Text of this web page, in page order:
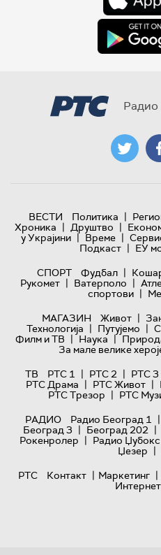
Радио
ВЕСТИ Политика |
Хроника | Друштво |
у Украјини | Време |
Подкаст | ЕУ
СПОРТ
Фудбал |
Рукомет | Ватерполо |
спортови |
МАГАЗИН
Живот |
Технологијa | Путујемо |
Филм и ТВ | Наука |
За мале велике
ТВ
РТС 1 | РТС 2 | РТС 3
РТС Драма | РТС Живот |
РТС Трезор | РТС
РАДИО
Радио Београд 1 |
Београд 3 | Београд 202 |
Рокенролер | Радио Џубокс
Џезер |
РТС
Контакт | Маркетинг |